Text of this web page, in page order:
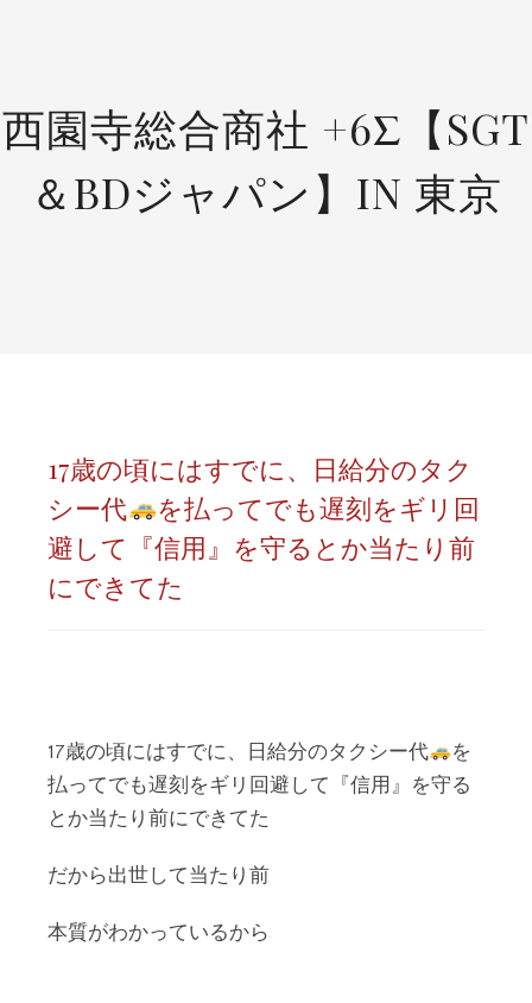
西園寺総合商社 +6Σ【SGT
＆BDジャパン】IN 東京
17歳の頃にはすでに、日給分のタク
シー代
を払ってでも遅刻をギリ回
避して『信用』を守るとか当たり前
にできてた
17歳の頃にはすでに、日給分のタクシー代
を
払ってでも遅刻をギリ回避して『信用』を守る
とか当たり前にできてた
だから出世して当たり前
本質がわかっているから